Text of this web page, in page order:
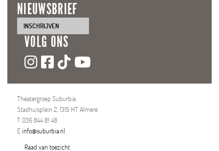
NIEUWSBRIEF
INSCHRIJVEN
VOLG ONS
Theatergroep Suburbia
Stadhuisplein 2, 1315 HT Almere
T 036 844 81 48
Einfo@suburbia.nl
Raad van toezicht